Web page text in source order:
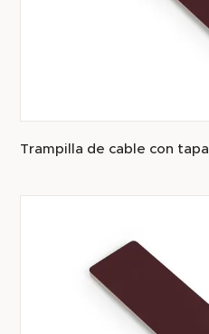
Trampilla de cable con tapa